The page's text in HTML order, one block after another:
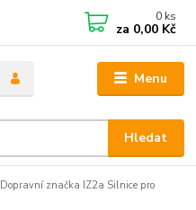
Menu
Hledat
0 ks
za 0,00 Kč
Dopravní značka IZ2a Silnice pro